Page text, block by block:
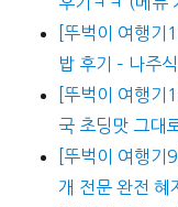
[뚜벅이 여행기
밥 후기 – 나주
[뚜벅이 여행기
국 초딩맛 그대
[뚜벅이 여행기
개 전문 완전 혜